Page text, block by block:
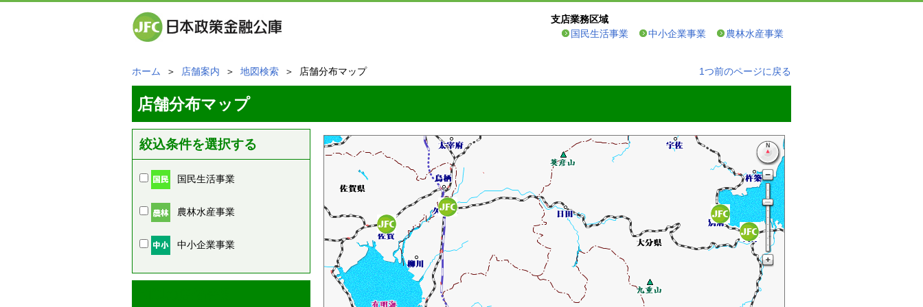
支店業務区域
国民生活事業
中小企業事業 農林水産事業
ホーム ＞ 店舗案内 ＞ 地図検索 ＞ 店舗分布マップ 1つ前のページに戻る
店舗分布マップ
絞込条件を選択する
国民生活事業
農林水産事業
中小企業事業